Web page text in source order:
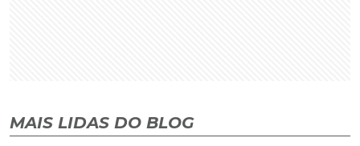
MAIS LIDAS DO BLOG